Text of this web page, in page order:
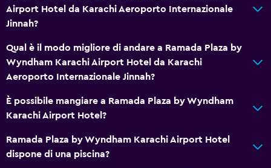
Internet
Set di cortesia gratuito
Allarme antincendio
Wi-Fi gratis
Airport Hotel da Karachi Aeroporto Internazionale
Jinnah?
Qual è il modo migliore di andare a Ramada Plaza by
Wyndham Karachi Airport Hotel da Karachi
Aeroporto Internazionale Jinnah?
È possibile mangiare a Ramada Plaza by Wyndham
Karachi Airport Hotel?
Ramada Plaza by Wyndham Karachi Airport Hotel
dispone di una piscina?